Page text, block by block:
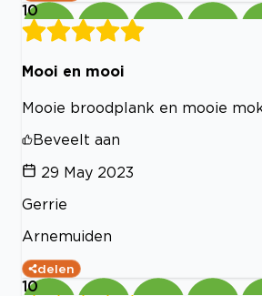
10
Mooi en mooi
Mooie broodplank en mooie
Beveelt aan
29 May 2023
Gerrie
Arnemuiden
delen
10